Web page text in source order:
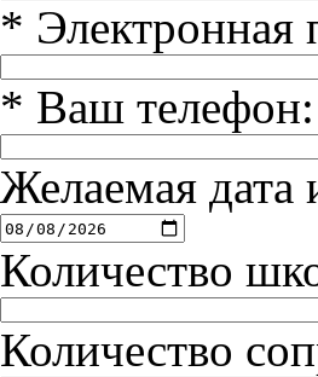
* Электронная
* Ваш телефон:
Желаемая дата
Количество
Количество